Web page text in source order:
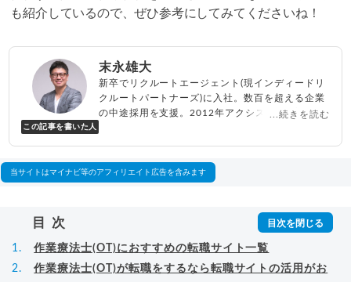
も紹介しているので、ぜひ参考にしてみてくださいね！
この記事を書いた人
末永雄大
新卒でリクルートエージェント(現インディードリ
クルートパートナーズ)に入社。数百を超える企業
の中途採用を支援。2012年アクシス(株)設立、代
べらない転職エージェント
...続きを読む
当サイトはマイナビ等のアフィリエイト広告を含みます
目次
作業療法士(OT)におすすめの転職サイト一覧
作業療法士(OT)が転職をするなら転職サイトの活用がお